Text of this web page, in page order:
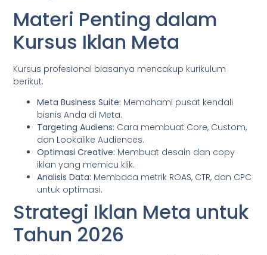
Materi Penting dalam
Kursus Iklan Meta
Kursus profesional biasanya mencakup kurikulum
berikut:
Meta Business Suite: Memahami pusat kendali
bisnis Anda di Meta.
Targeting Audiens: Cara membuat Core, Custom,
dan Lookalike Audiences.
Optimasi Creative: Membuat desain dan copy
iklan yang memicu klik.
Analisis Data: Membaca metrik ROAS, CTR, dan CPC
untuk optimasi.
Strategi Iklan Meta untuk
Tahun 2026